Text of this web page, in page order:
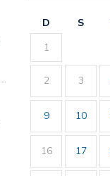
D S
1
2 3
9 10
16 17